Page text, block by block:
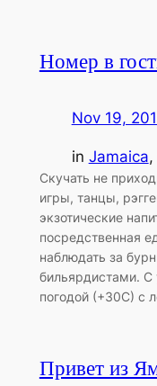
Номер в
Nov 19,
in Jamaica,
Скучать не
игры, танцы,
экзотические
посредственная
наблюдать за
бильярдистами.
погодой (+30С) с
Привет из